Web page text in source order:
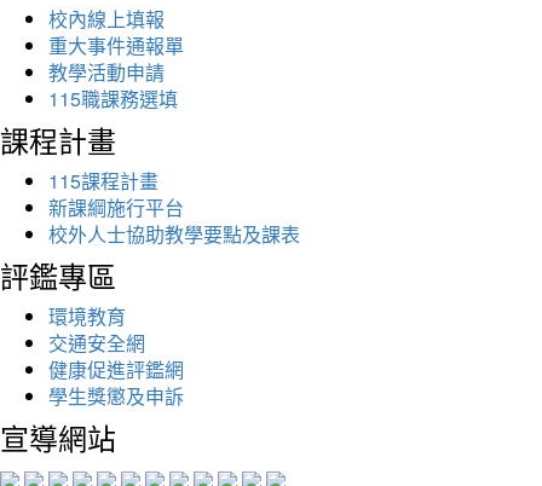
校內線上填報
重大事件通報單
教學活動申請
115職課務選填
課程計畫
115課程計畫
新課綱施行平台
校外人士協助教學要點及課表
評鑑專區
環境教育
交通安全網
健康促進評鑑網
學生獎懲及申訴
宣導網站